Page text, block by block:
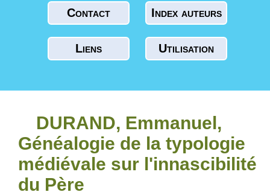
Contact Index auteurs
Liens Utilisation
DURAND, Emmanuel,
Généalogie de la typologie
médiévale sur l'innascibilité
du Père